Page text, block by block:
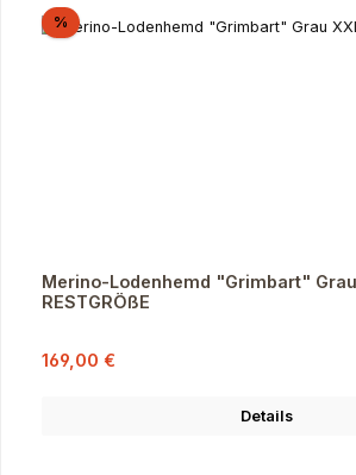
%Rabatt
Merino-Lodenhemd "Grimbart"
RESTGRÖßE
Verkaufspreis:
169,00 €
Details